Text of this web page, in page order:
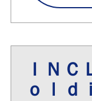
ＩＮ
ｏｌｄ